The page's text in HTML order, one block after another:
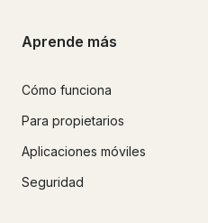
Aprende más
Cómo funciona
Para propietarios
Aplicaciones móviles
Seguridad